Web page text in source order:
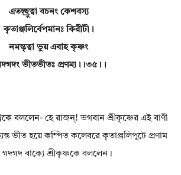
এতচ্ছ্রুত্বা বচনং কেশবস্য
কৃতাঞ্জলির্বেপমানঃ কিরীটী।
নমস্কৃত্বা ভুয় এবাহ কৃষ্ণং
ভীতভীতঃ প্রণম্য।।৩৫।।
বললেন- হে রাজন্! ভগবান শ্রীকৃষ্ণের এই বাণী
ভীত হয়ে কম্পিত কলেবরে কৃতাঞ্জলিপুটে প্রণাম
বাক্যে শ্রীকৃষ্ণকে বললেন।